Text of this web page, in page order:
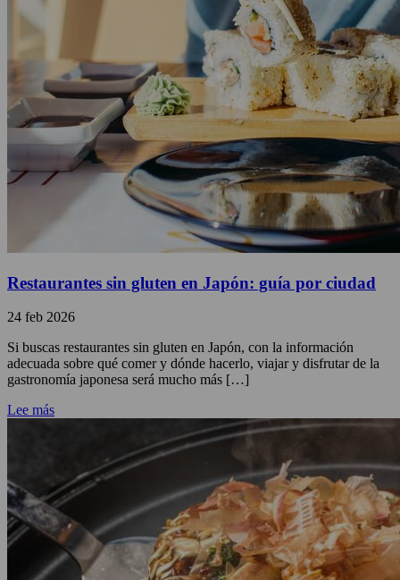
Restaurantes sin gluten en Japón: guía por ciudad
24 feb 2026
Si buscas restaurantes sin gluten en Japón, con la información
adecuada sobre qué comer y dónde hacerlo, viajar y disfrutar de la
gastronomía japonesa será mucho más […]
Lee más